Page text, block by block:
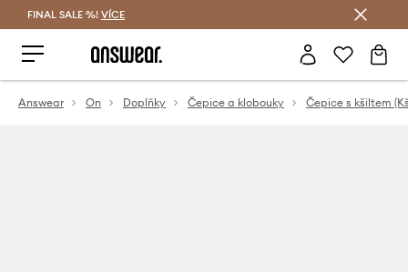
FINAL SALE %! VÍCE
Answear On Doplňky Čepice a klobouky Čepice s kšiltem